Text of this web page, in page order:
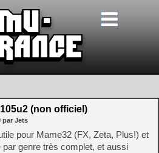
(non officiel)
par Jets
pour Mame32 (FX, Zeta, Plus!) et
genre très complet, et aussi